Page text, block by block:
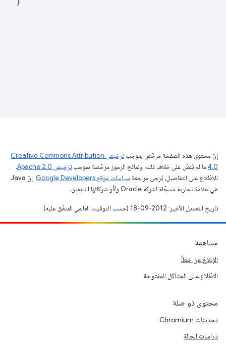
إنّ محتوى هذه الصفحة مرخّص بموجب
ترخيص Creative Commons Attribution
4.0‏ ما لم يُنصّ على خلاف ذلك، ونماذج الرموز مرخّصة بموجبترخيص Apache 2.0‏
.
للاطّلاع على التفاصيل، يُرجى مراجعة سياسات موقع Google Developers‏
. إنّ Java
هي علامة تجارية مسجَّلة لشركة Oracle و/أو شركائها التابعين.
تاريخ التعديل الأخير: 2012-09-18 (حسب التوقيت العالمي المتفَّق عليه)
مساهمة
الإبلاغ عن خطأ
الاطّلاع على المشاكل المفتوحة
محتوى ذو صلة
تحديثات Chromium
دراسات الحالة